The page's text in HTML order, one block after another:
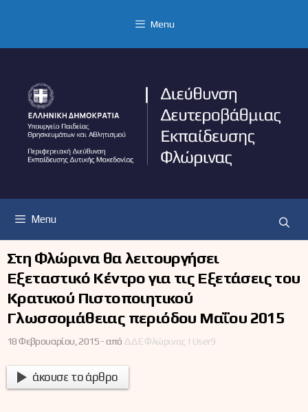
Menu
Menu
Στη Φλώρινα θα λειτουργήσει
Εξεταστικό Κέντρο για τις Εξετάσεις του
Κρατικού Πιστοποιητικού
Γλωσσομάθειας περιόδου Μαΐου 2015
18 Φεβρουαρίου, 2015 -από ΔΔΕ Φλώρινας | User9
άκουσε το άρθρο